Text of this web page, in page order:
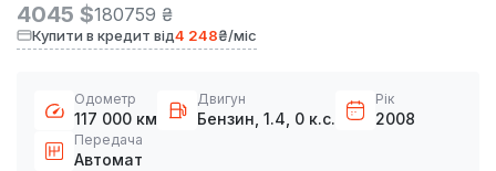
4045 $180759 ₴
Купити в кредит від4 248₴/міс
Одометр
117 000 км
Двигун
Бензин, 1.4, 0 к.с.
Рік
2008
Передача
Автомат